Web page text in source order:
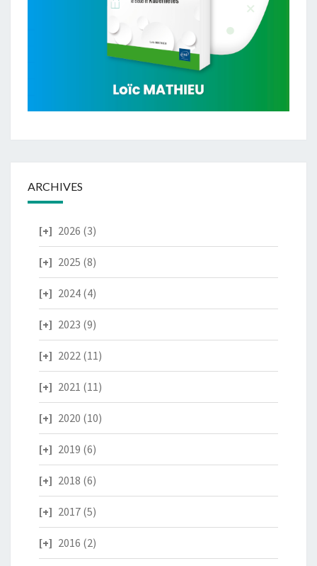
ARCHIVES
2026 (3)
2025 (8)
2024 (4)
2023 (9)
2022 (11)
2021 (11)
2020 (10)
2019 (6)
2018 (6)
2017 (5)
2016 (2)